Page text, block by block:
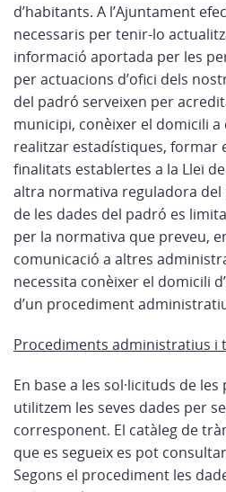
d’habitants. A l’Ajuntament
necessaris per tenir-lo
informació aportada per les
per actuacions d’ofici dels
del padró serveixen per
municipi, conèixer el domicili
realitzar estadístiques, formar
finalitats establertes a la Llei
altra normativa reguladora del
de les dades del padró es
per la normativa que preveu,
comunicació a altres
necessita conèixer el domicili
d’un procediment
Procediments administratius i
En base a les sol·licituds de
utilitzem les seves dades per
corresponent. El catàleg de
que es segueix es pot
Segons el procediment les